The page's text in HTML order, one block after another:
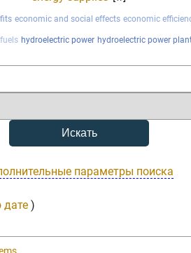
economic and social effects economic
fuels hydroelectric power hydroelectric power
параметры поиска
дате )